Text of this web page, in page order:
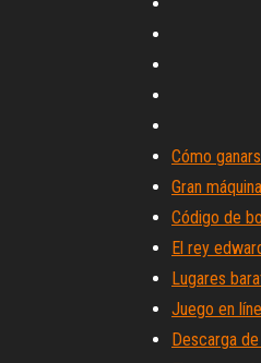
Cómo
Gran
Código de
El rey
Lugares
Juego en
Descarga